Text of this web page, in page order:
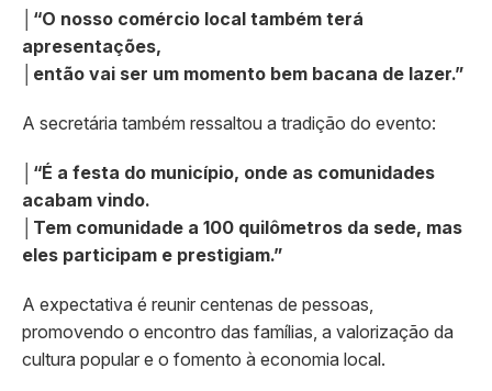
“O nosso comércio local também terá
apresentações,
então vai ser um momento bem bacana de lazer.”
A secretária também ressaltou a tradição do evento:
“É a festa do município, onde as comunidades
acabam vindo.
Tem comunidade a 100 quilômetros da sede, mas
eles participam e prestigiam.”
A expectativa é reunir centenas de pessoas,
promovendo o encontro das famílias, a valorização da
cultura popular e o fomento à economia local.